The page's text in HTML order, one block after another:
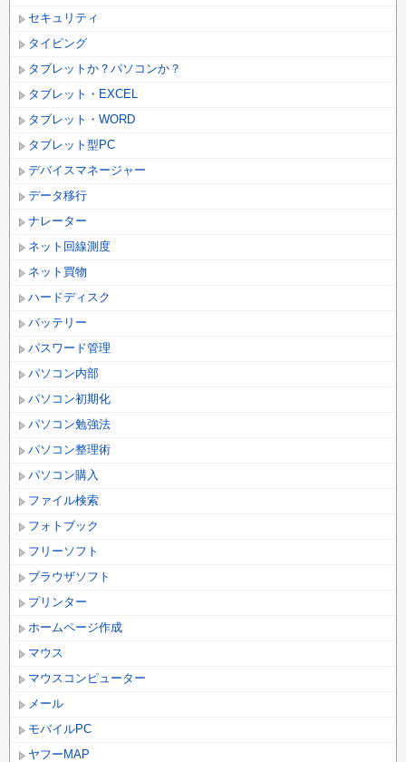
セキュリティ
タイピング
タブレットか？パソコンか？
タブレット・EXCEL
タブレット・WORD
タブレット型PC
デバイスマネージャー
データ移行
ナレーター
ネット回線測度
ネット買物
ハードディスク
バッテリー
パスワード管理
パソコン内部
パソコン初期化
パソコン勉強法
パソコン整理術
パソコン購入
ファイル検索
フォトブック
フリーソフト
ブラウザソフト
プリンター
ホームページ作成
マウス
マウスコンピューター
メール
モバイルPC
ヤフーMAP